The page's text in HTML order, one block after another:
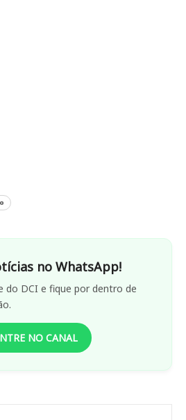
no WhatsApp!
do DCI e fique por dentro de
NO CANAL